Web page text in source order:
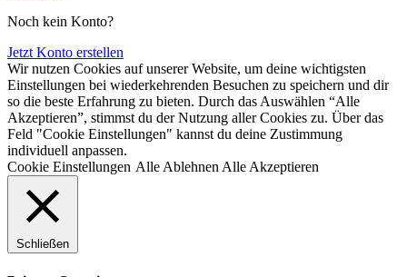
Noch kein Konto?
Jetzt Konto erstellen
Wir nutzen Cookies auf unserer Website, um deine wichtigsten
Einstellungen bei wiederkehrenden Besuchen zu speichern und dir
so die beste Erfahrung zu bieten. Durch das Auswählen “Alle
Akzeptieren”, stimmst du der Nutzung aller Cookies zu. Über das
Feld "Cookie Einstellungen" kannst du deine Zustimmung
individuell anpassen.
Cookie Einstellungen Alle AblehnenAlle Akzeptieren
Schließen